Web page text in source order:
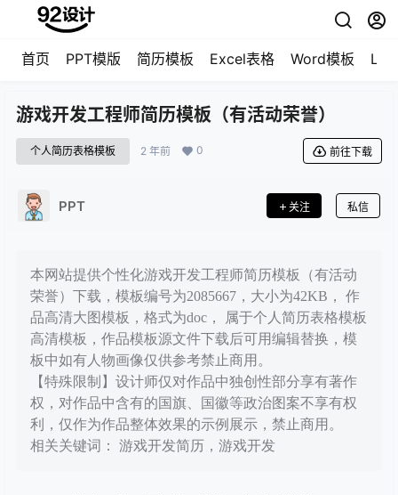
首页 PPT模版 简历模板 Excel表格 Word模板
游戏开发工程师简历模板（有活动荣誉）
个人简历表格模板 2 年前 0 前往下载
PPT 关注 私信
本网站提供个性化游戏开发工程师简历模板（有活动
荣誉）下载，模板编号为2085667，大小为42KB， 作
品高清大图模板，格式为doc， 属于个人简历表格模板
高清模板，作品模板源文件下载后可用编辑替换，模
板中如有人物画像仅供参考禁止商用。
【特殊限制】设计师仅对作品中独创性部分享有著作
权，对作品中含有的国旗、国徽等政治图案不享有权
利，仅作为作品整体效果的示例展示，禁止商用。
相关关键词： 游戏开发简历，游戏开发